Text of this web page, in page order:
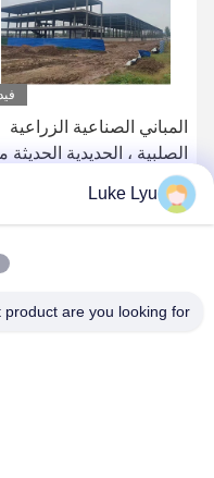
المباني الصناعية الزراعية
الصلبية ، الحديدية الحديثة
السهل بناء مستودع
احصل على أفضل
Luke Lyu
are you looking for?